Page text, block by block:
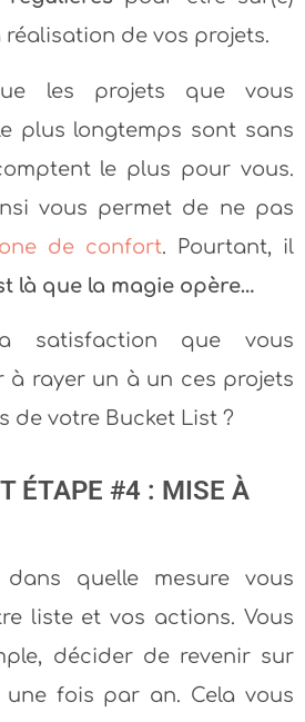
réalisation de vos projets.
les projets que vous
plus longtemps sont sans
le plus pour vous.
vous permet de ne pas
de confort. Pourtant, il
là que la magie opère…
la satisfaction que vous
à rayer un à un ces projets
de votre Bucket List ?
ÉTAPE #4 : MISE À
quelle mesure vous
liste et vos actions. Vous
décider de revenir sur
fois par an. Cela vous